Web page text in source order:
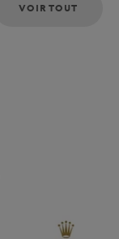
VOIR TOUT